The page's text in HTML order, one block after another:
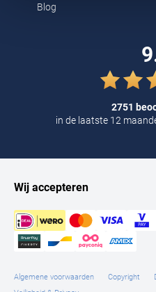
Vanguard
Blog
2751
in de laatste 12
Wij accepteren
Algemene voorwaarden Copyright